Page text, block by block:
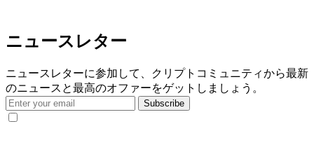
ニュースレター
ニュースレターに参加して、クリプトコミュニティから最新
のニュースと最高のオファーをゲットしましょう。
Subscribe